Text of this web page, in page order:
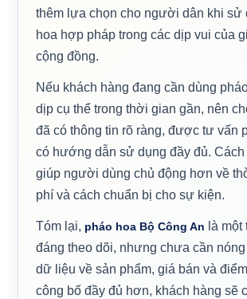
thêm lựa chọn cho người dân khi sử
hoa hợp pháp trong các dịp vui của
cộng đồng.
Nếu khách hàng đang cần dùng
dịp cụ thể trong thời gian gần, nên
đã có thông tin rõ ràng, được tư vấn
có hướng dẫn sử dụng đầy đủ. Cách
giúp người dùng chủ động hơn về
phí và cách chuẩn bị cho sự kiện.
Tóm lại, pháo hoa Bộ Công An là
đáng theo dõi, nhưng chưa cần
dữ liệu về sản phẩm, giá bán và
công bố đầy đủ hơn, khách hàng sẽ